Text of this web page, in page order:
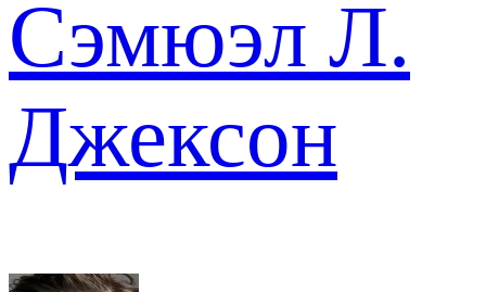
Сэмюэл Л.
Джексон